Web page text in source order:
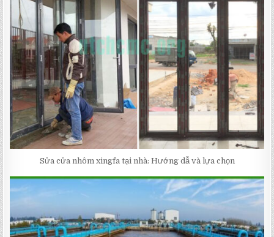
Sửa cửa nhôm xingfa tại nhà: Hướng dẫ và lựa chọn